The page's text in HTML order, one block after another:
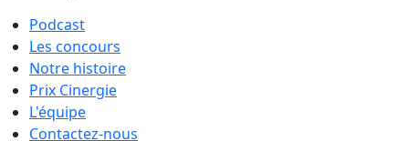
Podcast
Les concours
Notre histoire
Prix Cinergie
L'équipe
Contactez-nous